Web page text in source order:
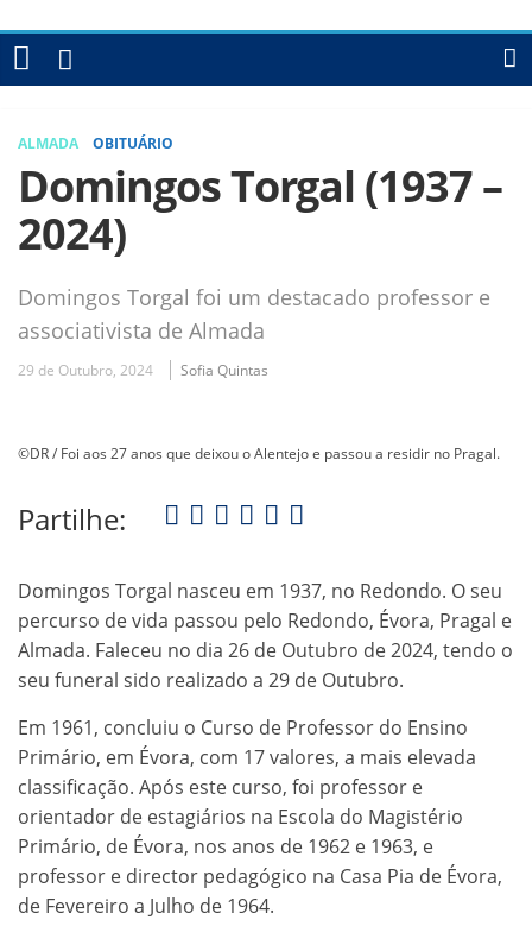
ALMADA OBITUÁRIO
Domingos Torgal (1937 –
2024)
Domingos Torgal foi um destacado professor e
associativista de Almada
29 de Outubro, 2024 Sofia Quintas
©DR / Foi aos 27 anos que deixou o Alentejo e passou a residir no Pragal.
Partilhe:
Domingos Torgal nasceu em 1937, no Redondo. O seu
percurso de vida passou pelo Redondo, Évora, Pragal e
Almada. Faleceu no dia 26 de Outubro de 2024, tendo o
seu funeral sido realizado a 29 de Outubro.
Em 1961, concluiu o Curso de Professor do Ensino
Primário, em Évora, com 17 valores, a mais elevada
classificação. Após este curso, foi professor e
orientador de estagiários na Escola do Magistério
Primário, de Évora, nos anos de 1962 e 1963, e
professor e director pedagógico na Casa Pia de Évora,
de Fevereiro a Julho de 1964.